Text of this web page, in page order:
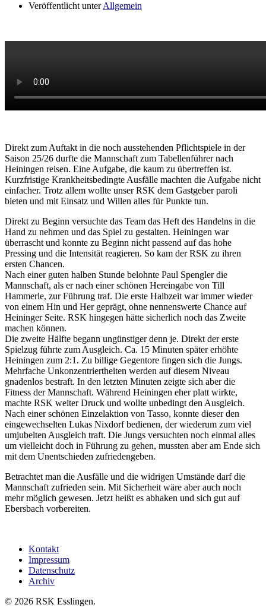
Veröffentlicht unterAllgemein
Direkt zum Auftakt in die noch ausstehenden Pflichtspiele in der
Saison 25/26 durfte die Mannschaft zum Tabellenführer nach
Heiningen reisen. Eine Aufgabe, die kaum zu übertreffen ist.
Kurzfristige Krankheitsbedingte Ausfälle machten die Aufgabe nicht
einfacher. Trotz allem wollte unser RSK dem Gastgeber paroli
bieten und mit Einsatz und Willen alles für Punkte tun.
Direkt zu Beginn versuchte das Team das Heft des Handelns in die
Hand zu nehmen und das Spiel zu gestalten. Heiningen war
überrascht und konnte zu Beginn nicht passend auf das hohe
Pressing und die Intensität reagieren. So kam der RSK zu ihren
ersten Chancen.
Nach einer guten halben Stunde belohnte Paul Spengler die
Mannschaft, als er nach einer schönen Hereingabe von Till
Hammerle, zur Führung traf. Die erste Halbzeit war immer wieder
von einem Hin und Her geprägt, ohne nennenswerte Chance auf
Heininger Seite. RSK hingegen hätte sicherlich noch das Zweite
machen können.
Die zweite Hälfte begann ungünstiger denn je. Direkt der erste
Spielzug führte zum Ausgleich. Ca. 15 Minuten später erhöhte
Heiningen zum 2:1. Zu billige Gegentore fingen sich die Jungs.
Mehrfache Unkonzentriertheiten werden auf diesem Niveau
gnadenlos bestraft. In den letzten Minuten zeigte sich aber die
Fitness der Mannschaft. Während Heiningen eher platt wirkte,
machte RSK weiter Druck und wollte unbedingt den Ausgleich.
Nach einer schönen Einzelaktion von Tasso, konnte dieser den
eingewechselten Lukas Nixdorf bedienen, der wiederum zum viel
umjubelten Ausgleich traft. Die Jungs versuchten noch einmal alles
um vielleicht doch in Führung zu gehen, mussten aber am Ende sich
mit dem Unentschieden zufriedengeben.
Betrachtet man die Ausfälle und die widrigen Umstände darf die
Mannschaft zufrieden sein. Mit Sicherheit wäre aber auch noch
mehr möglich gewesen. Jetzt heißt es abhaken und sich gut auf
Ebersbach vorbereiten.
Kontakt
Impressum
Datenschutz
Archiv
© 2026 RSK Esslingen.